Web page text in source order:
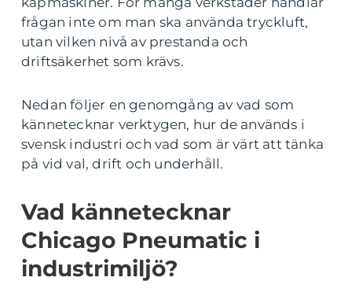
frågan inte om man ska använda tryckluft,
utan vilken nivå av prestanda och
driftsäkerhet som krävs.
Nedan följer en genomgång av vad som
kännetecknar verktygen, hur de används i
svensk industri och vad som är värt att tänka
på vid val, drift och underhåll.
Vad kännetecknar
Chicago Pneumatic i
industrimiljö?